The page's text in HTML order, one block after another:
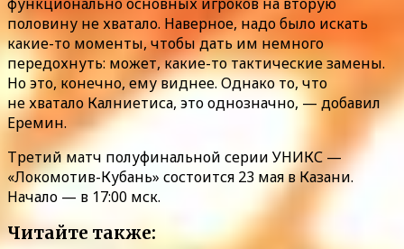
половину не хватало. Наверное, надо было искать
какие-то моменты, чтобы дать им немного
передохнуть: может, какие-то тактические замены.
Но это, конечно, ему виднее. Однако то, что
не хватало Калниетиса, это однозначно, — добавил
Еремин.
Третий матч полуфинальной серии УНИКС —
«Локомотив-Кубань» состоится 23 мая в Казани.
Начало — в 17:00 мск.
Читайте также: